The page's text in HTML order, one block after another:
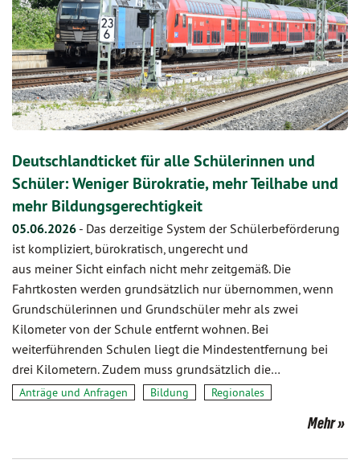
Deutschlandticket für alle Schülerinnen und
Schüler: Weniger Bürokratie, mehr Teilhabe und
mehr Bildungsgerechtigkeit
05.06.2026 - Das derzeitige System der Schülerbeförderung
ist kompliziert, bürokratisch, ungerecht und
aus meiner Sicht einfach nicht mehr zeitgemäß. Die
Fahrtkosten werden grundsätzlich nur übernommen, wenn
Grundschülerinnen und Grundschüler mehr als zwei
Kilometer von der Schule entfernt wohnen. Bei
weiterführenden Schulen liegt die Mindestentfernung bei
drei Kilometern. Zudem muss grundsätzlich die…
Anträge und Anfragen Bildung Regionales
Mehr